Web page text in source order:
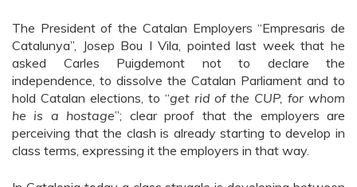
The President of the Catalan Employers “Empresaris de
Catalunya”, Josep Bou I Vila, pointed last week that he
asked Carles Puigdemont not to declare the
independence, to dissolve the Catalan Parliament and to
hold Catalan elections, to “get rid of the CUP, for whom
he is a hostage”; clear proof that the employers are
perceiving that the clash is already starting to develop in
class terms, expressing it the employers in that way.